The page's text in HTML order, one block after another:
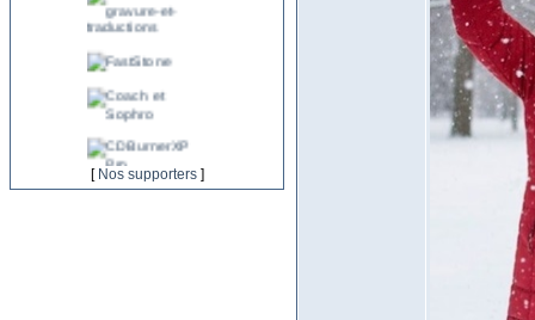
[ Nos supporters]